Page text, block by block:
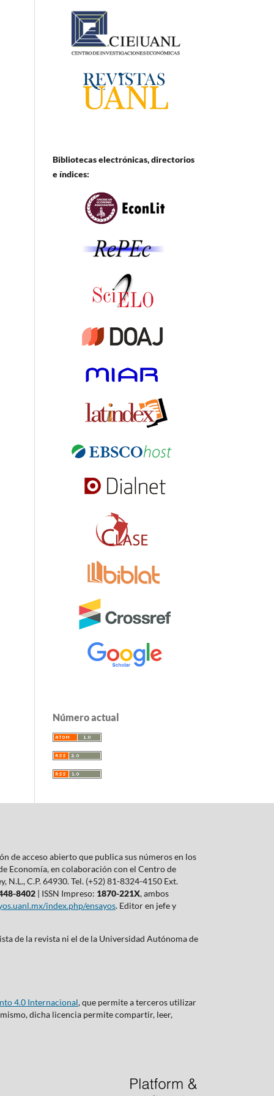
Bibliotecas electrónicas, directorios
e índices:
Número actual
de acceso abierto que publica sus números en los
Economía, en colaboración con el Centro de
N.L., C.P. 64930. Tel. (+52) 81-8324-4150 Ext.
8402 | ISSN Impreso: 1870-221X, ambos
index.php/ensayos. Editor en jefe y
de la revista ni el de la Universidad Autónoma de
4.0 Internacional, que permite a terceros utilizar
dicha licencia permite compartir, leer,